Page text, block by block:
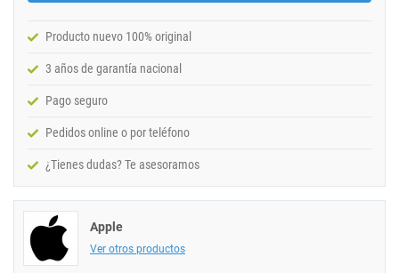
Producto nuevo 100% original
3 años de garantía nacional
Pago seguro
Pedidos online o por teléfono
¿Tienes dudas? Te asesoramos
Apple
Ver otros productos